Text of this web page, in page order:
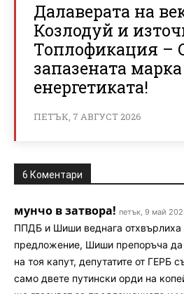
Далаверата на
Козлодуй и
Топлофикация –
запазената
енергетиката!
ПЕТЪК, 7 АВГУСТ 2026
6 Коментари
мунчо в затвора! петък, 9 май
ППДБ и Шиши веднага отхвърлиха
предложение, Шиши препоръча
на тоя капут, депутатите от ГЕРБ
само двете путински орди на